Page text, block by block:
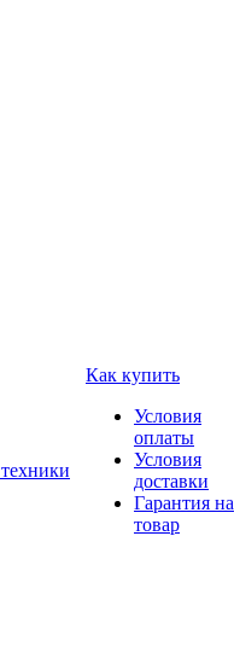
Как купить
Условия
оплаты
Условия
доставки
Гарантия на
товар